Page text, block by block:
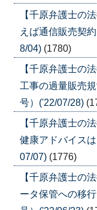
【千原弁護士
えば通信販売契
8/04) (1780)
【千原弁護士
工事の過量販売
号）('22/07/28)
【千原弁護士
健康アドバイス
07/07) (1776)
【千原弁護士
ータ保管への移